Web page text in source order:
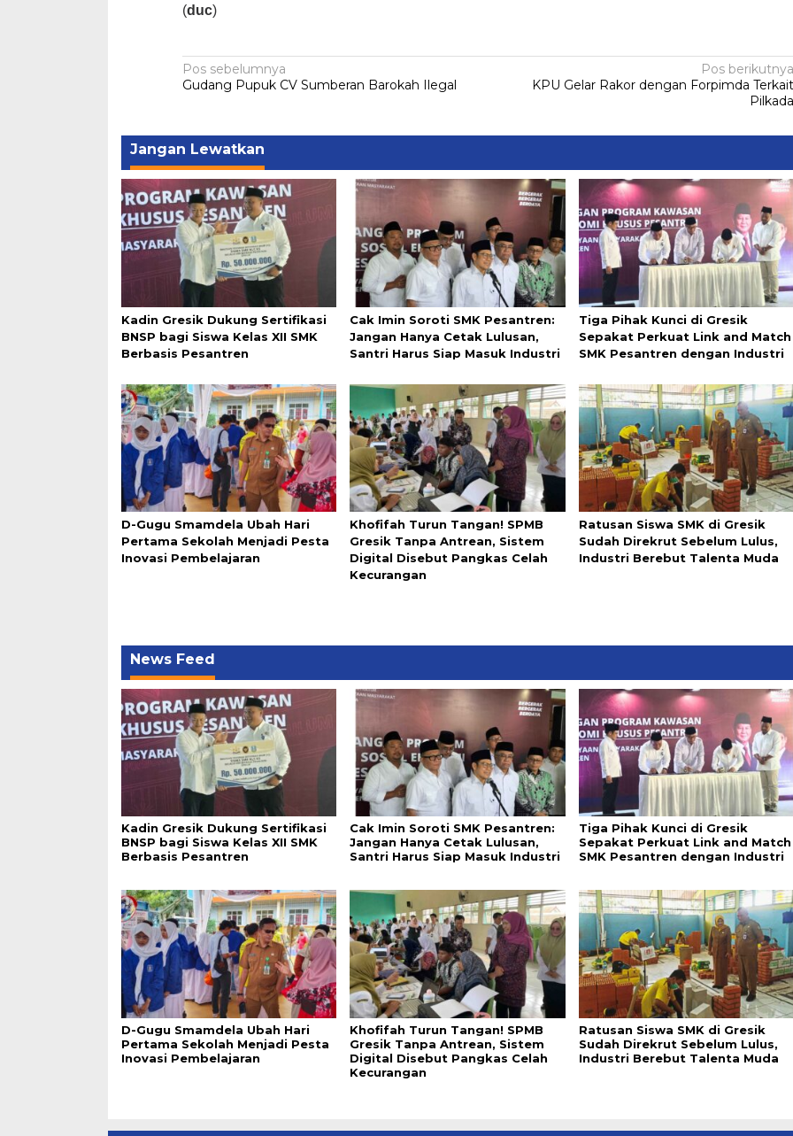
(duc)
Navigasi
pos
Pos sebelumnya
Gudang Pupuk CV Sumberan Barokah Ilegal
Pos berikutnya
‎KPU Gelar Rakor dengan Forpimda Terkait
Pilkada
Jangan Lewatkan
Kadin Gresik Dukung Sertifikasi
BNSP bagi Siswa Kelas XII SMK
Berbasis Pesantren
Cak Imin Soroti SMK Pesantren:
Jangan Hanya Cetak Lulusan,
Santri Harus Siap Masuk Industri
Tiga Pihak Kunci di Gresik
Sepakat Perkuat Link and Match
SMK Pesantren dengan Industri
D-Gugu Smamdela Ubah Hari
Pertama Sekolah Menjadi Pesta
Inovasi Pembelajaran
Khofifah Turun Tangan! SPMB
Gresik Tanpa Antrean, Sistem
Digital Disebut Pangkas Celah
Kecurangan
Ratusan Siswa SMK di Gresik
Sudah Direkrut Sebelum Lulus,
Industri Berebut Talenta Muda
News Feed
Kadin Gresik Dukung Sertifikasi
BNSP bagi Siswa Kelas XII SMK
Berbasis Pesantren
Cak Imin Soroti SMK Pesantren:
Jangan Hanya Cetak Lulusan,
Santri Harus Siap Masuk Industri
Tiga Pihak Kunci di Gresik
Sepakat Perkuat Link and Match
SMK Pesantren dengan Industri
D-Gugu Smamdela Ubah Hari
Pertama Sekolah Menjadi Pesta
Inovasi Pembelajaran
Khofifah Turun Tangan! SPMB
Gresik Tanpa Antrean, Sistem
Digital Disebut Pangkas Celah
Kecurangan
Ratusan Siswa SMK di Gresik
Sudah Direkrut Sebelum Lulus,
Industri Berebut Talenta Muda